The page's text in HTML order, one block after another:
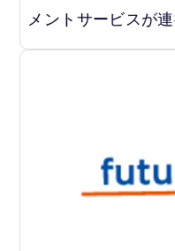
メントサービスが